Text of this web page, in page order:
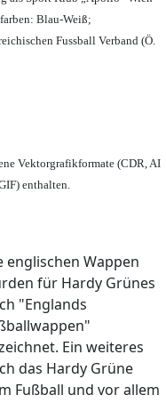
Blau-Weiß;
Fussball Verband (Ö.
Vektorgrafikformate (CDR, AI
enthalten.
englischen Wappen
für Hardy Grünes
"Englands
Ein weiteres
das Hardy Grüne
Fußball und vor allem